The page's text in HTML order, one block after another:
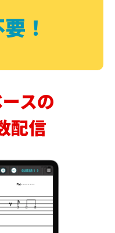
！
スの
配信